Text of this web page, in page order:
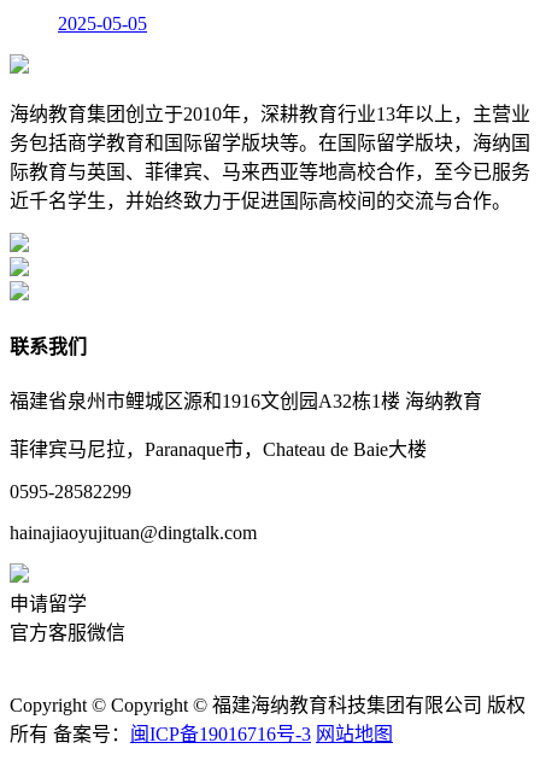
2025-05-05
海纳教育集团创立于2010年，深耕教育行业13年以上，主营业
务包括商学教育和国际留学版块等。在国际留学版块，海纳国
际教育与英国、菲律宾、马来西亚等地高校合作，至今已服务
近千名学生，并始终致力于促进国际高校间的交流与合作。
联系我们
福建省泉州市鲤城区源和1916文创园A32栋1楼 海纳教育
菲律宾马尼拉，Paranaque市，Chateau de Baie大楼
0595-28582299
hainajiaoyujituan@dingtalk.com
申请留学
官方客服微信
Copyright © Copyright © 福建海纳教育科技集团有限公司 版权
所有 备案号： 闽ICP备19016716号-3 网站地图